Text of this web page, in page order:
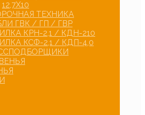
12,7Х10
ТЕХНИКА
ГВК / ГП / ГВР
КРН-2,1 / КДН-210
КСФ-2,1 / КДП-4,0